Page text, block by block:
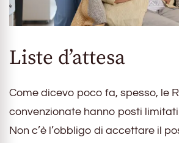
Liste d’attesa
Come dicevo poco fa, spesso, le
convenzionate hanno posti limitati
Non c’è l’obbligo di accettare il